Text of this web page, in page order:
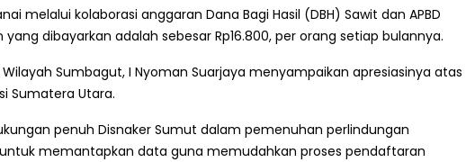
melalui kolaborasi anggaran Dana Bagi Hasil (DBH) Sawit dan APBD
yang dibayarkan adalah sebesar Rp16.800, per orang setiap bulannya.
Wilayah Sumbagut, I Nyoman Suarjaya menyampaikan apresiasinya atas
Sumatera Utara.
penuh Disnaker Sumut dalam pemenuhan perlindungan
memantapkan data guna memudahkan proses pendaftaran